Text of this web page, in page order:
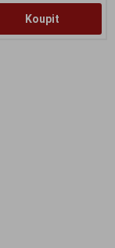
Koupit